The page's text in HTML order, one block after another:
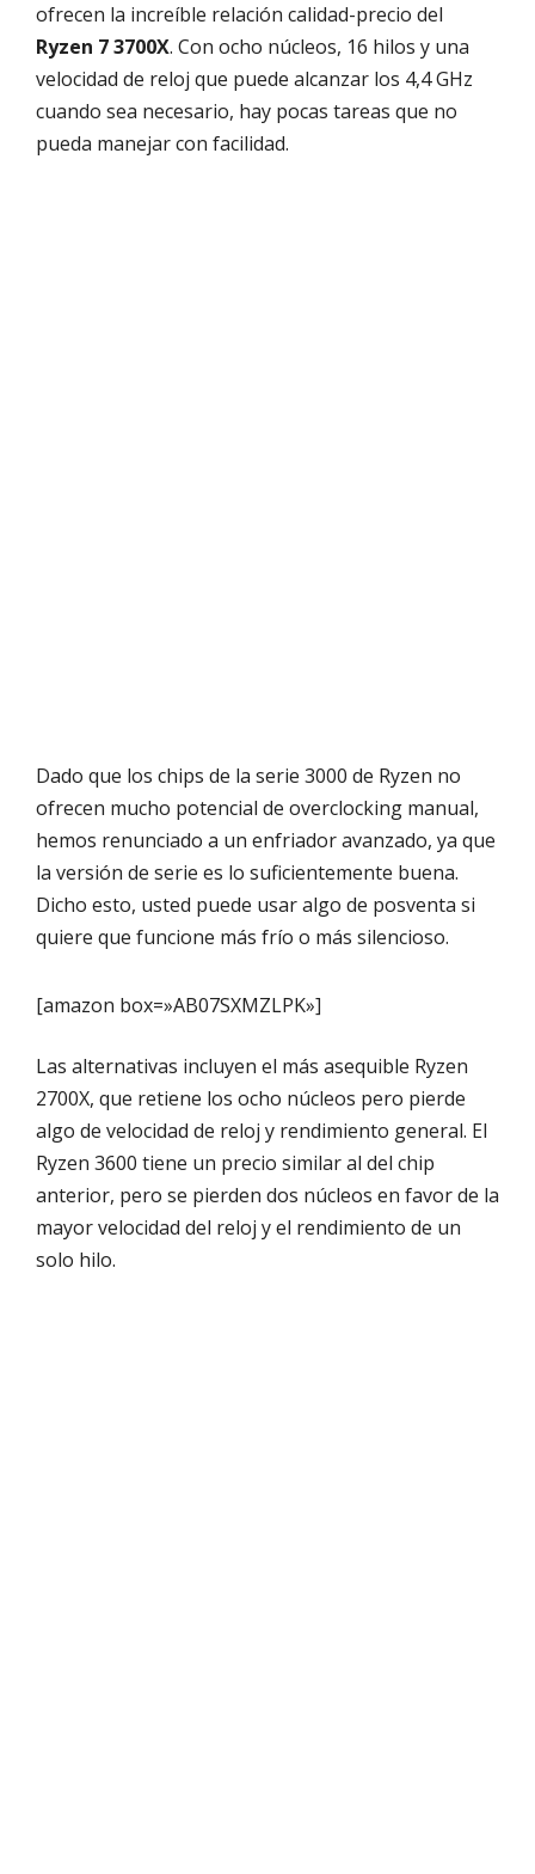
ofrecen la increíble relación calidad-precio del
Ryzen 7 3700X. Con ocho núcleos, 16 hilos y una
velocidad de reloj que puede alcanzar los 4,4 GHz
cuando sea necesario, hay pocas tareas que no
pueda manejar con facilidad.
Dado que los chips de la serie 3000 de Ryzen no
ofrecen mucho potencial de overclocking manual,
hemos renunciado a un enfriador avanzado, ya que
la versión de serie es lo suficientemente buena.
Dicho esto, usted puede usar algo de posventa si
quiere que funcione más frío o más silencioso.
[amazon box=»AB07SXMZLPK»]
Las alternativas incluyen el más asequible Ryzen
2700X, que retiene los ocho núcleos pero pierde
algo de velocidad de reloj y rendimiento general. El
Ryzen 3600 tiene un precio similar al del chip
anterior, pero se pierden dos núcleos en favor de la
mayor velocidad del reloj y el rendimiento de un
solo hilo.